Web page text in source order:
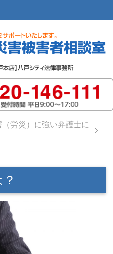
労災）に強い弁護士に